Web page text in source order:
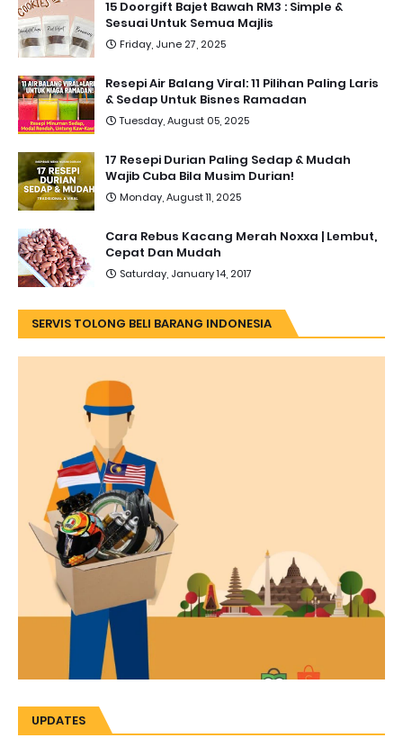
15 Doorgift Bajet Bawah RM3 : Simple &
Sesuai Untuk Semua Majlis
Friday, June 27, 2025
Resepi Air Balang Viral: 11 Pilihan Paling Laris
& Sedap Untuk Bisnes Ramadan
Tuesday, August 05, 2025
17 Resepi Durian Paling Sedap & Mudah
Wajib Cuba Bila Musim Durian!
Monday, August 11, 2025
Cara Rebus Kacang Merah Noxxa | Lembut,
Cepat Dan Mudah
Saturday, January 14, 2017
SERVIS TOLONG BELI BARANG INDONESIA
UPDATES